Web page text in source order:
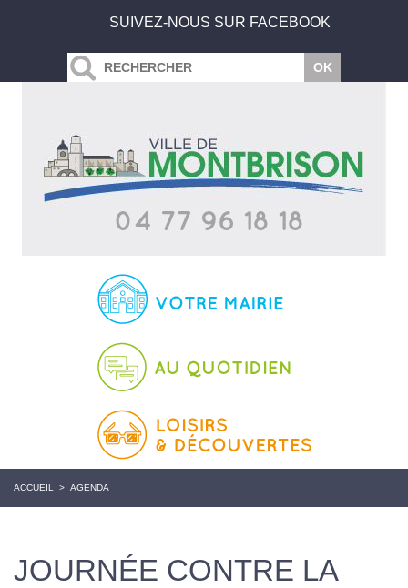
SUIVEZ-NOUS SUR FACEBOOK
ACCUEIL > AGENDA
JOURNÉE CONTRE LA